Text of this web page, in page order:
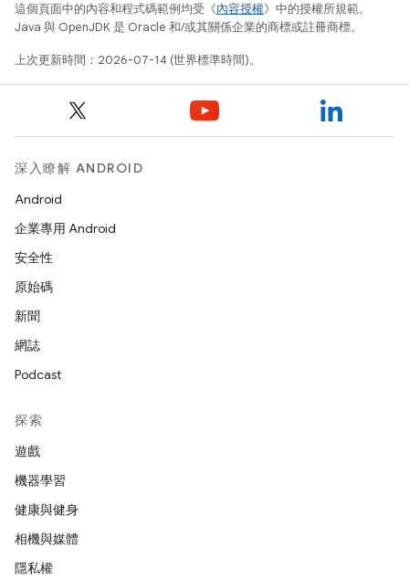
這個頁面中的內容和程式碼範例均受《內容授權》中的授權所規範。
Java 與 OpenJDK 是 Oracle 和/或其關係企業的商標或註冊商標。
上次更新時間：2026-07-14 (世界標準時間)。
深入瞭解 ANDROID
Android
企業專用 Android
安全性
原始碼
新聞
網誌
Podcast
探索
遊戲
機器學習
健康與健身
相機與媒體
隱私權